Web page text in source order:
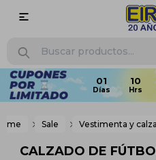

01 10
Sale Vestimenta y
CALZADO DE